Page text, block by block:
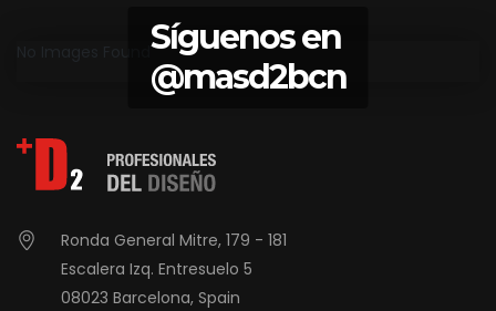
Síguenos en
@masd2bcn
Ronda General Mitre, 179 - 181
Escalera Izq. Entresuelo 5
08023 Barcelona, Spain